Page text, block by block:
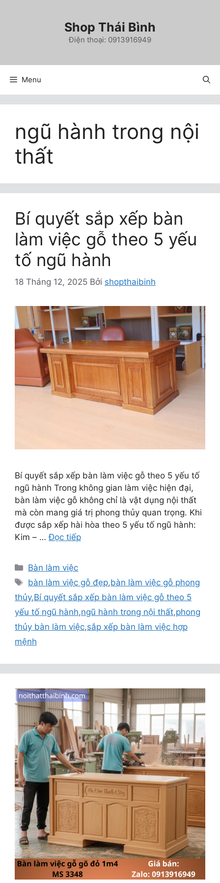
Shop Thái Bình
Điện thoại: 0913916949
Menu
ngũ hành trong nội
thất
Bí quyết sắp xếp bàn
làm việc gỗ theo 5 yếu
tố ngũ hành
18 Tháng 12, 2025 Bởi shopthaibinh
Bí quyết sắp xếp bàn làm việc gỗ theo 5 yếu tố
ngũ hành Trong không gian làm việc hiện đại,
bàn làm việc gỗ không chỉ là vật dụng nội thất
mà còn mang giá trị phong thủy quan trọng. Khi
được sắp xếp hài hòa theo 5 yếu tố ngũ hành:
Kim – …Đọc tiếp
Danh
mục
Bàn làm việc
Thẻ
bàn làm việc gỗ đẹp,bàn làm việc gỗ phong
thủy,Bí quyết sắp xếp bàn làm việc gỗ theo 5
yếu tố ngũ hành,ngũ hành trong nội thất,phong
thủy bàn làm việc,sắp xếp bàn làm việc hợp
mệnh